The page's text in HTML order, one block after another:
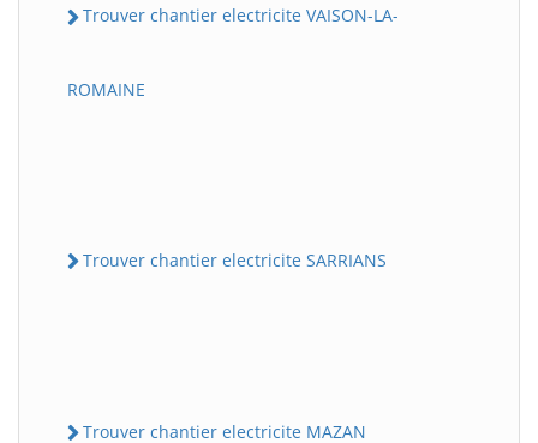
Trouver chantier electricite VAISON-LA-
ROMAINE
Trouver chantier electricite SARRIANS
Trouver chantier electricite MAZAN